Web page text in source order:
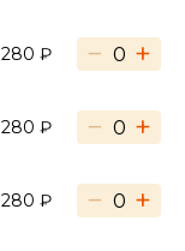
280 ₽ − +
280 ₽ − +
280 ₽ − +